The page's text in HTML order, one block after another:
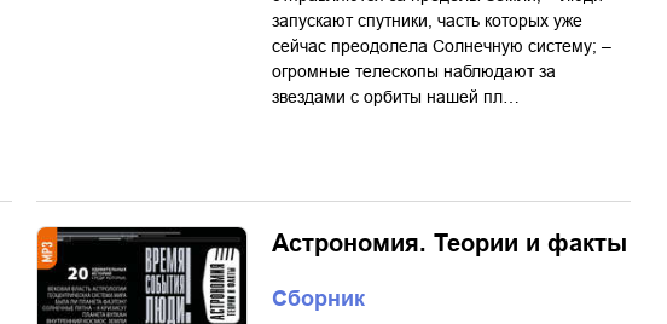
запускают спутники, часть которых уже
сейчас преодолела Солнечную систему; –
огромные телескопы наблюдают за
звездами с орбиты нашей пл…
Астрономия. Теории и факты
Сборник